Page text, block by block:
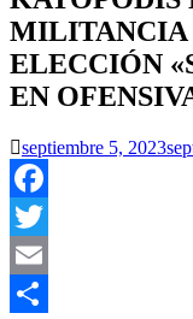
MILITANCIA
ELECCIÓN
EN
septiembre 5, 2023
Facebook
Twitter
Email